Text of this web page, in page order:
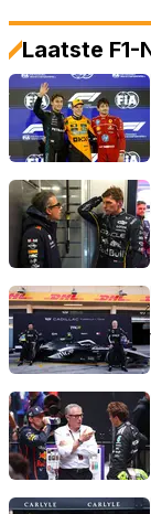
Laatste F1-